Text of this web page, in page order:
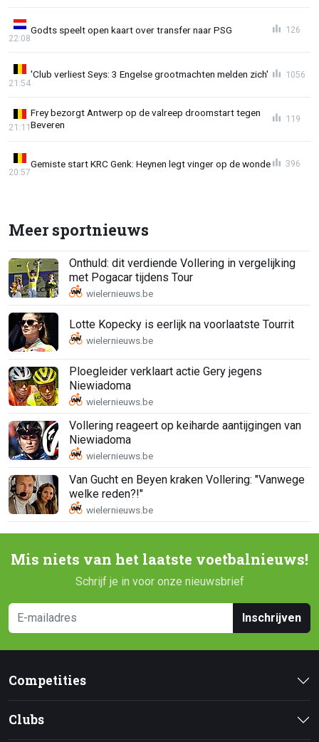
Godts speelt open kaart over transfer naar PSG
22:08
126
'Club verliest Seys: 3 Engelse grootmachten melden zich'
21:54
1056
Frey bezorgt Antwerp op de valreep droomstart tegen
Beveren
21:11
119
Gemiste start KRC Genk: Heynen legt vinger op de wonde
20:57
396
Meer sportnieuws
Onthuld: dit verdiende Vollering in vergelijking
met Pogacar tijdens Tour
Lotte Kopecky is eerlijk na voorlaatste Tourrit
Ploegleider verklaart actie Gery jegens
Niewiadoma
Vollering reageert op keiharde aantijgingen van
Niewiadoma
Van Gucht en Beyen kraken Vollering: "Vanwege
welke reden?!"
Mis niets van het laatste voetbalnieuws!
Schrijf je in voor onze nieuwsbrief
Inschrijven
Competities
Clubs